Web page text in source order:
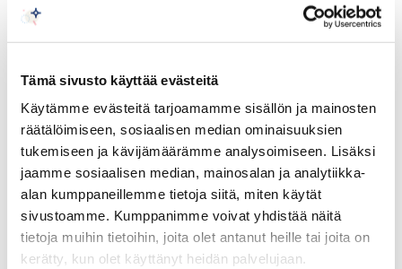
Tämä sivusto käyttää evästeitä
Käytämme evästeitä tarjoamamme sisällön ja mainosten
räätälöimiseen, sosiaalisen median ominaisuuksien
tukemiseen ja kävijämäärämme analysoimiseen. Lisäksi
jaamme sosiaalisen median, mainosalan ja analytiikka-
alan kumppaneillemme tietoja siitä, miten käytät
sivustoamme. Kumppanimme voivat yhdistää näitä
tietoja muihin tietoihin, joita olet antanut heille tai joita on
kerätty, kun olet käyttänyt heidän palvelujaan.
mittaukset auttaisivat tunnistamaan
oppimisvajeet ja tukisivat opettajia arvioinnin
Keskuskauppakamari katsoo, että koulun tehtävä on
tarjota ympäristö, jossa keskittyminen ja pitkäjänteinen
oppiminen ovat mahdollisia. Tähän kännykkäkielto on
toimiva väline.
“Kaikilla oppilailla pitää olla oikeus sekä tukeen että
kunnianhimoiseen oppimisympäristöön. Siksi